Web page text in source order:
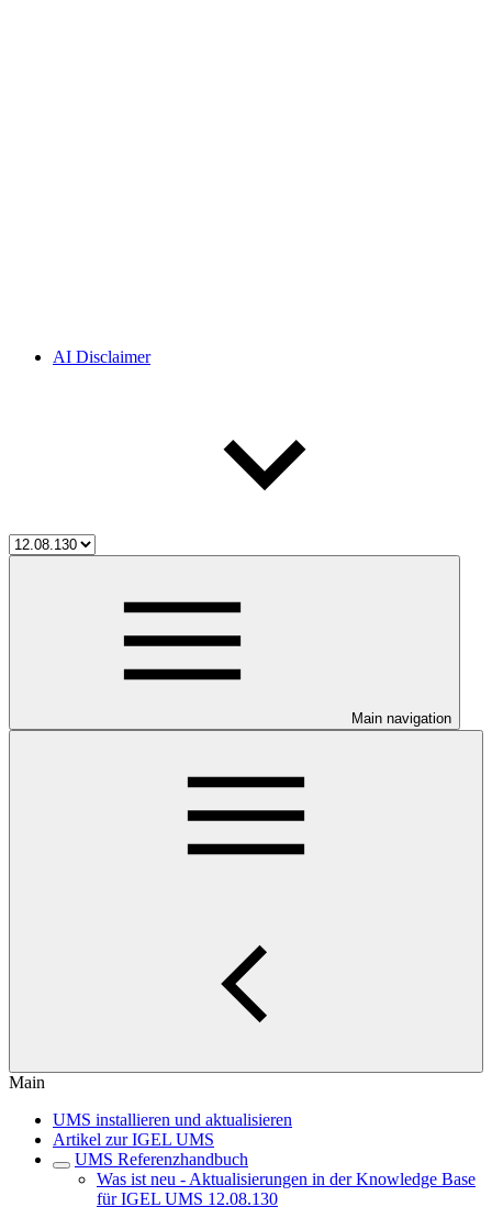
AI Disclaimer
Main navigation
Main
UMS installieren und aktualisieren
Artikel zur IGEL UMS
UMS Referenzhandbuch
Was ist neu - Aktualisierungen in der Knowledge Base
für IGEL UMS 12.08.130